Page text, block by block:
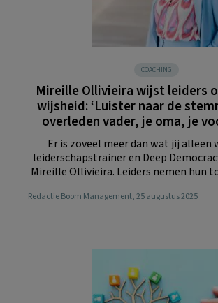
COACHING
Mireille Ollivieira wijst leiders
wijsheid: ‘Luister naar de
overleden vader, je oma, je
Er is zoveel meer dan wat jij alleen
leiderschapstrainer en Deep
Mireille Ollivieira. Leiders nemen hun
Redactie Boom Management, 25 augustus 2025